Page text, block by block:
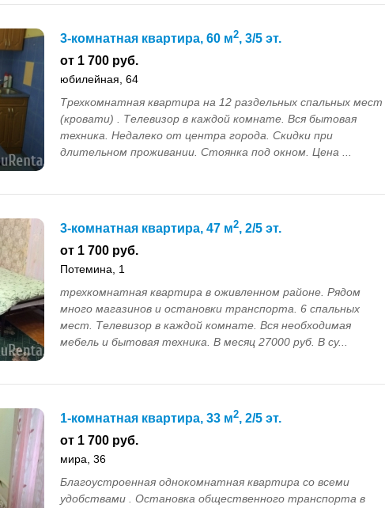
3-комнатная квартира, 60 м2, 3/5 эт.
от 1 700 руб.
юбилейная, 64
Трехкомнатная квартира на 12 раздельных спальных мест
(кровати) . Телевизор в каждой комнате. Вся бытовая
техника. Недалеко от центра города. Скидки при
длительном проживании. Стоянка под окном. Цена ...
3-комнатная квартира, 47 м2, 2/5 эт.
от 1 700 руб.
Потемина, 1
трехкомнатная квартира в оживленном районе. Рядом
много магазинов и остановки транспорта. 6 спальных
мест. Телевизор в каждой комнате. Вся необходимая
мебель и бытовая техника. В месяц 27000 руб. В су...
1-комнатная квартира, 33 м2, 2/5 эт.
от 1 700 руб.
мира, 36
Благоустроенная однокомнатная квартира со всеми
удобствами . Остановка общественного транспорта в